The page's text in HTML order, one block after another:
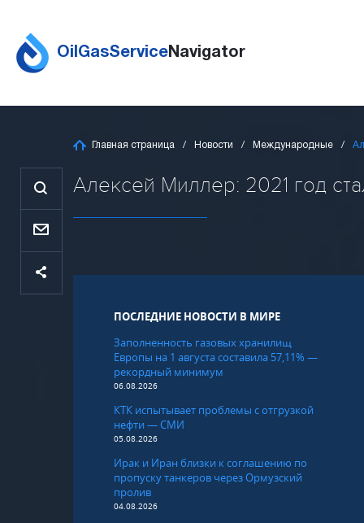
OilGasServiceNavigator
Главная страница Новости Международные
Алексей Миллер: 2021 год
ПОСЛЕДНИЕ НОВОСТИ В МИРЕ
Заполненность газовых хранилищ
Европы на 1 августа составила 57,11% —
рекордный минимум
06.08.2026
КТК испытывает проблемы с отгрузкой
нефти — СМИ
05.08.2026
Ирак и Иран близки к соглашению по
пропуску танкеров через Ормузский
пролив
04.08.2026